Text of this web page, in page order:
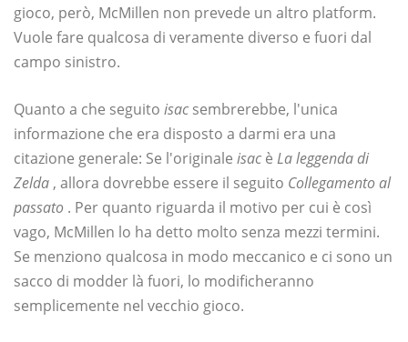
gioco, però, McMillen non prevede un altro platform.
Vuole fare qualcosa di veramente diverso e fuori dal
campo sinistro.
Quanto a che seguito isac sembrerebbe, l'unica
informazione che era disposto a darmi era una
citazione generale: Se l'originale isac è La leggenda di
Zelda , allora dovrebbe essere il seguito Collegamento al
passato . Per quanto riguarda il motivo per cui è così
vago, McMillen lo ha detto molto senza mezzi termini.
Se menziono qualcosa in modo meccanico e ci sono un
sacco di modder là fuori, lo modificheranno
semplicemente nel vecchio gioco.